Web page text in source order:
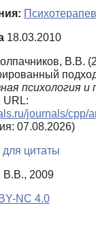
18.03.2010
В.В.
психология и
URL:
journals/cpp/
07.08.2026)
для цитаты
В.В., 2009
NC 4.0